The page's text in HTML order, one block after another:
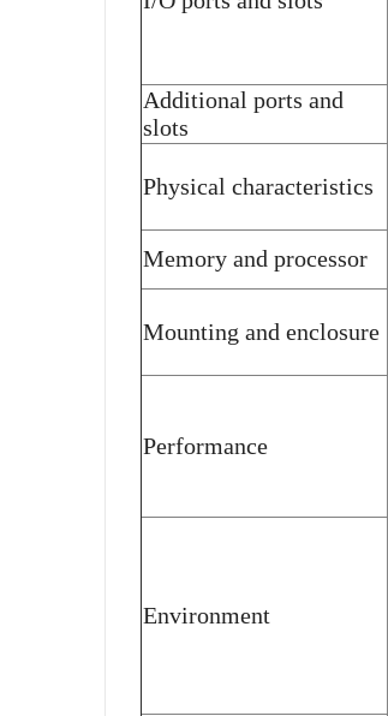
Additional ports and
slots
Physical characteristics
Memory and processor
Mounting and enclosure
Performance
Environment